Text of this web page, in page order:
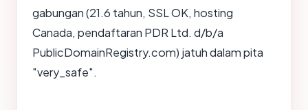
gabungan (21.6 tahun, SSL OK, hosting
Canada, pendaftaran PDR Ltd. d/b/a
PublicDomainRegistry.com) jatuh dalam pita
"very_safe".